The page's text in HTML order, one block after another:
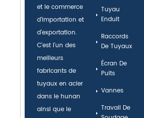
et le commerce
d'importation et
d'exportation.
C'est l'un des
meilleurs
fabricants de
tuyaux en acier
dans le hunan
ainsi que le
Tuyau
Enduit
Raccords
De Tuyaux
Écran De
Puits
Vannes
Travail De